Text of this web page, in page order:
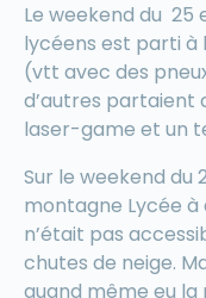
Le weekend du 25
lycéens est parti à
(vtt avec des
d’autres partaient
laser-game et un
Sur le weekend du
montagne Lycée
n’était pas
chutes de neige.
quand même eu